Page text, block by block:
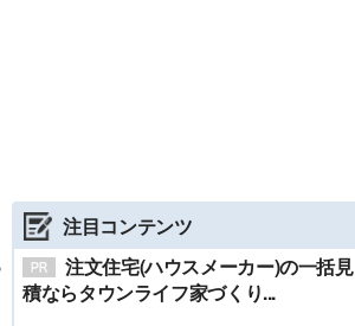
注目コンテンツ
注文住宅(ハウスメーカー)の一括見
積ならタウンライフ家づくり...